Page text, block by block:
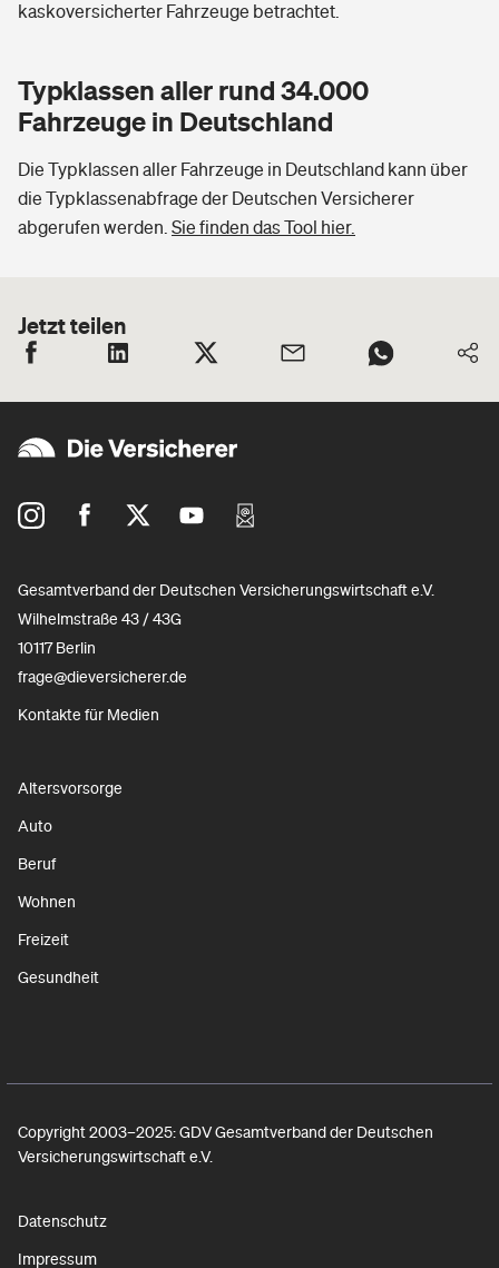
kaskoversicherter Fahrzeuge betrachtet.
Typklassen aller rund 34.000
Fahrzeuge in Deutschland
Die Typklassen aller Fahrzeuge in Deutschland kann über
die Typklassenabfrage der Deutschen Versicherer
abgerufen werden. Sie finden das Tool hier.
Jetzt teilen
Gesamtverband der Deutschen Versicherungswirtschaft e.V.
Wilhelmstraße 43 / 43G
10117 Berlin
frage@dieversicherer.de
Kontakte für Medien
Altersvorsorge
Auto
Beruf
Wohnen
Freizeit
Gesundheit
Copyright 2003–2025: GDV Gesamtverband der Deutschen
Versicherungswirtschaft e.V.
Datenschutz
Impressum